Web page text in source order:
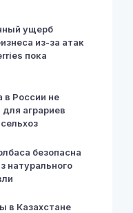
ущерб
из-за атак
пока
в России не
аграриев
безопасна
натурального
в Казахстане